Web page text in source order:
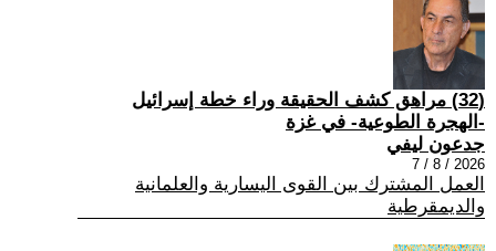
(32) مراهق كشف الحقيقة وراء خطة إسرائيل
-الهجرة الطوعية- في غزة
جدعون ليفي
2026 / 8 / 7
العمل المشترك بين القوى اليسارية والعلمانية
والديمقرطية